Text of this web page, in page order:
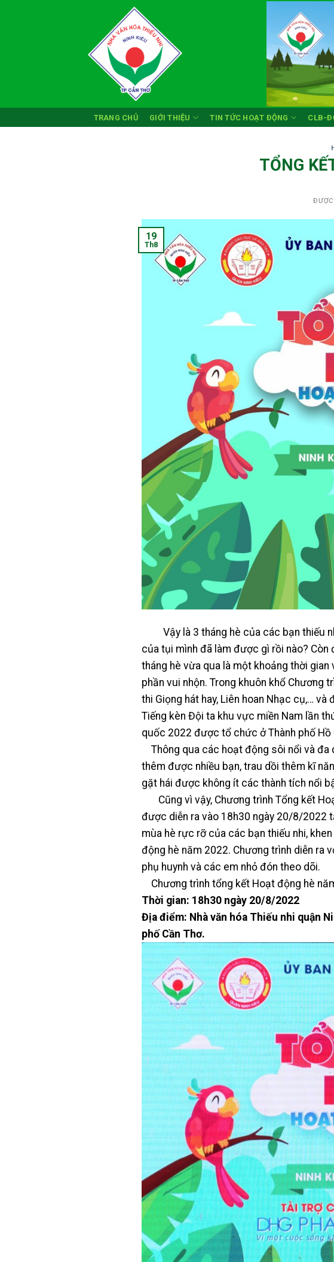
TRANG CHỦ GIỚI THIỆU TIN TỨC HOẠT ĐỘNG CLB-
TỔNG
19
Th8
Vậy là 3 tháng hè của các bạn thiếu
của tụi mình đã làm được gì rồi nào? Còn
tháng hè vừa qua là một khoảng thời
phần vui nhộn. Trong khuôn khổ Chương
thi Giọng hát hay, Liên hoan Nhạc cụ,…
Tiếng kèn Đội ta khu vực miền Nam lần
quốc 2022 được tổ chức ở Thành phố Hồ
Thông qua các hoạt động sôi nổi và đa
thêm được nhiều bạn, trau dồi thêm kĩ
gặt hái được không ít các thành tích nổi
Cũng vì vậy, Chương trình Tổng kết
được diễn ra vào 18h30 ngày 20/8/2022
mùa hè rực rỡ của các bạn thiếu nhi,
động hè năm 2022. Chương trình diễn ra
phụ huynh và các em nhỏ đón theo dõi.
Chương trình tổng kết Hoạt động hè
Thời gian: 18h30 ngày 20/8/2022
Địa điểm: Nhà văn hóa Thiếu nhi quận
phố Cần Thơ.